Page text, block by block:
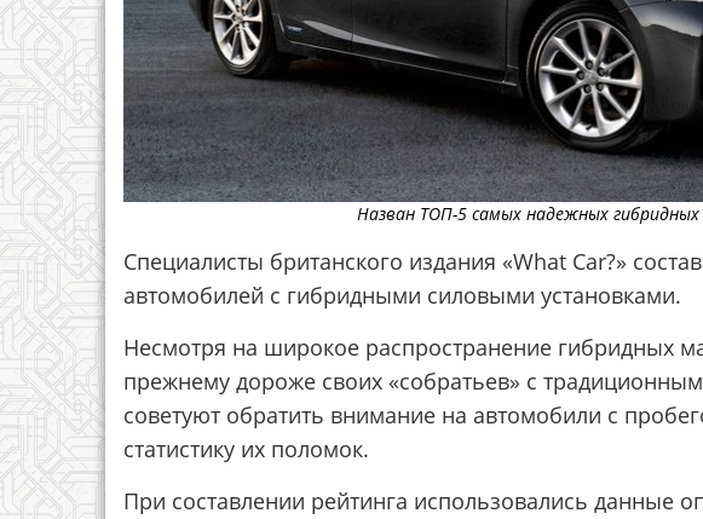
Назван ТОП-5 самых надежных
Специалисты британского издания «What Car?»
автомобилей с гибридными силовыми установками.
Несмотря на широкое распространение гибридных
прежнему дороже своих «собратьев» с
советуют обратить внимание на автомобили с
статистику их поломок.
При составлении рейтинга использовались данные